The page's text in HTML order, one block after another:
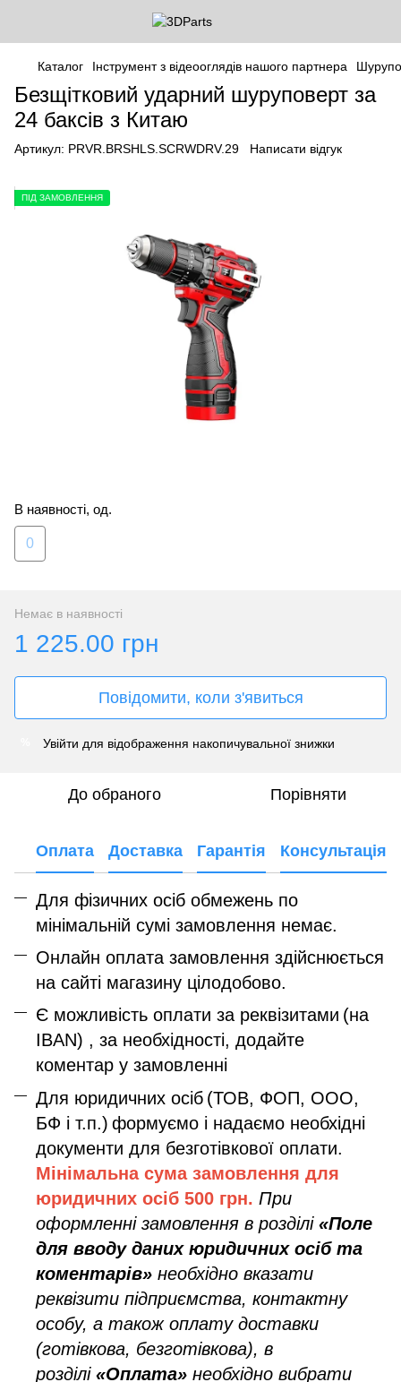
Каталог Інструмент з відеооглядів нашого партнера
Безщітковий ударний шуруповерт за
24 баксів з Китаю
Артикул: PRVR.BRSHLS.SCRWDRV.29 Написати відгук
ПІД ЗАМОВЛЕННЯ
В наявності, од.
0
Немає в наявності
1 225.00 грн
Повідомити, коли з'явиться
Увійти для відображення накопичувальної знижки
До обраного Порівняти
Оплата Доставка Гарантія Консультація
Для фізичних осіб обмежень по
мінімальній сумі замовлення немає.
Онлайн оплата замовлення здійснюється
на сайті магазину цілодобово.
Є можливість оплати за реквізитами (на
IBAN) , за необхідності, додайте
коментар у замовленні
Для юридичних осіб (ТОВ, ФОП, ООО,
БФ і т.п.) формуємо і надаємо необхідні
документи для безготівкової оплати.
Мінімальна сума замовлення для
юридичних осіб 500 грн. При
оформленні замовлення в розділі «Поле
для вводу даних юридичних осіб та
коментарів» необхідно вказати
реквізити підприємства, контактну
особу, а також оплату доставки
(готівкова, безготівкова), в
розділі «Оплата» необхідно вибрати